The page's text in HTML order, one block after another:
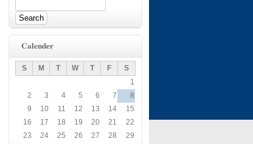
Calender
S M T W T F
S
1
2
3 4 5 6 7
8
9
10 11 12 13 14
15
16
17 18 19 20 21
22
23
24 25 26 27 28
29